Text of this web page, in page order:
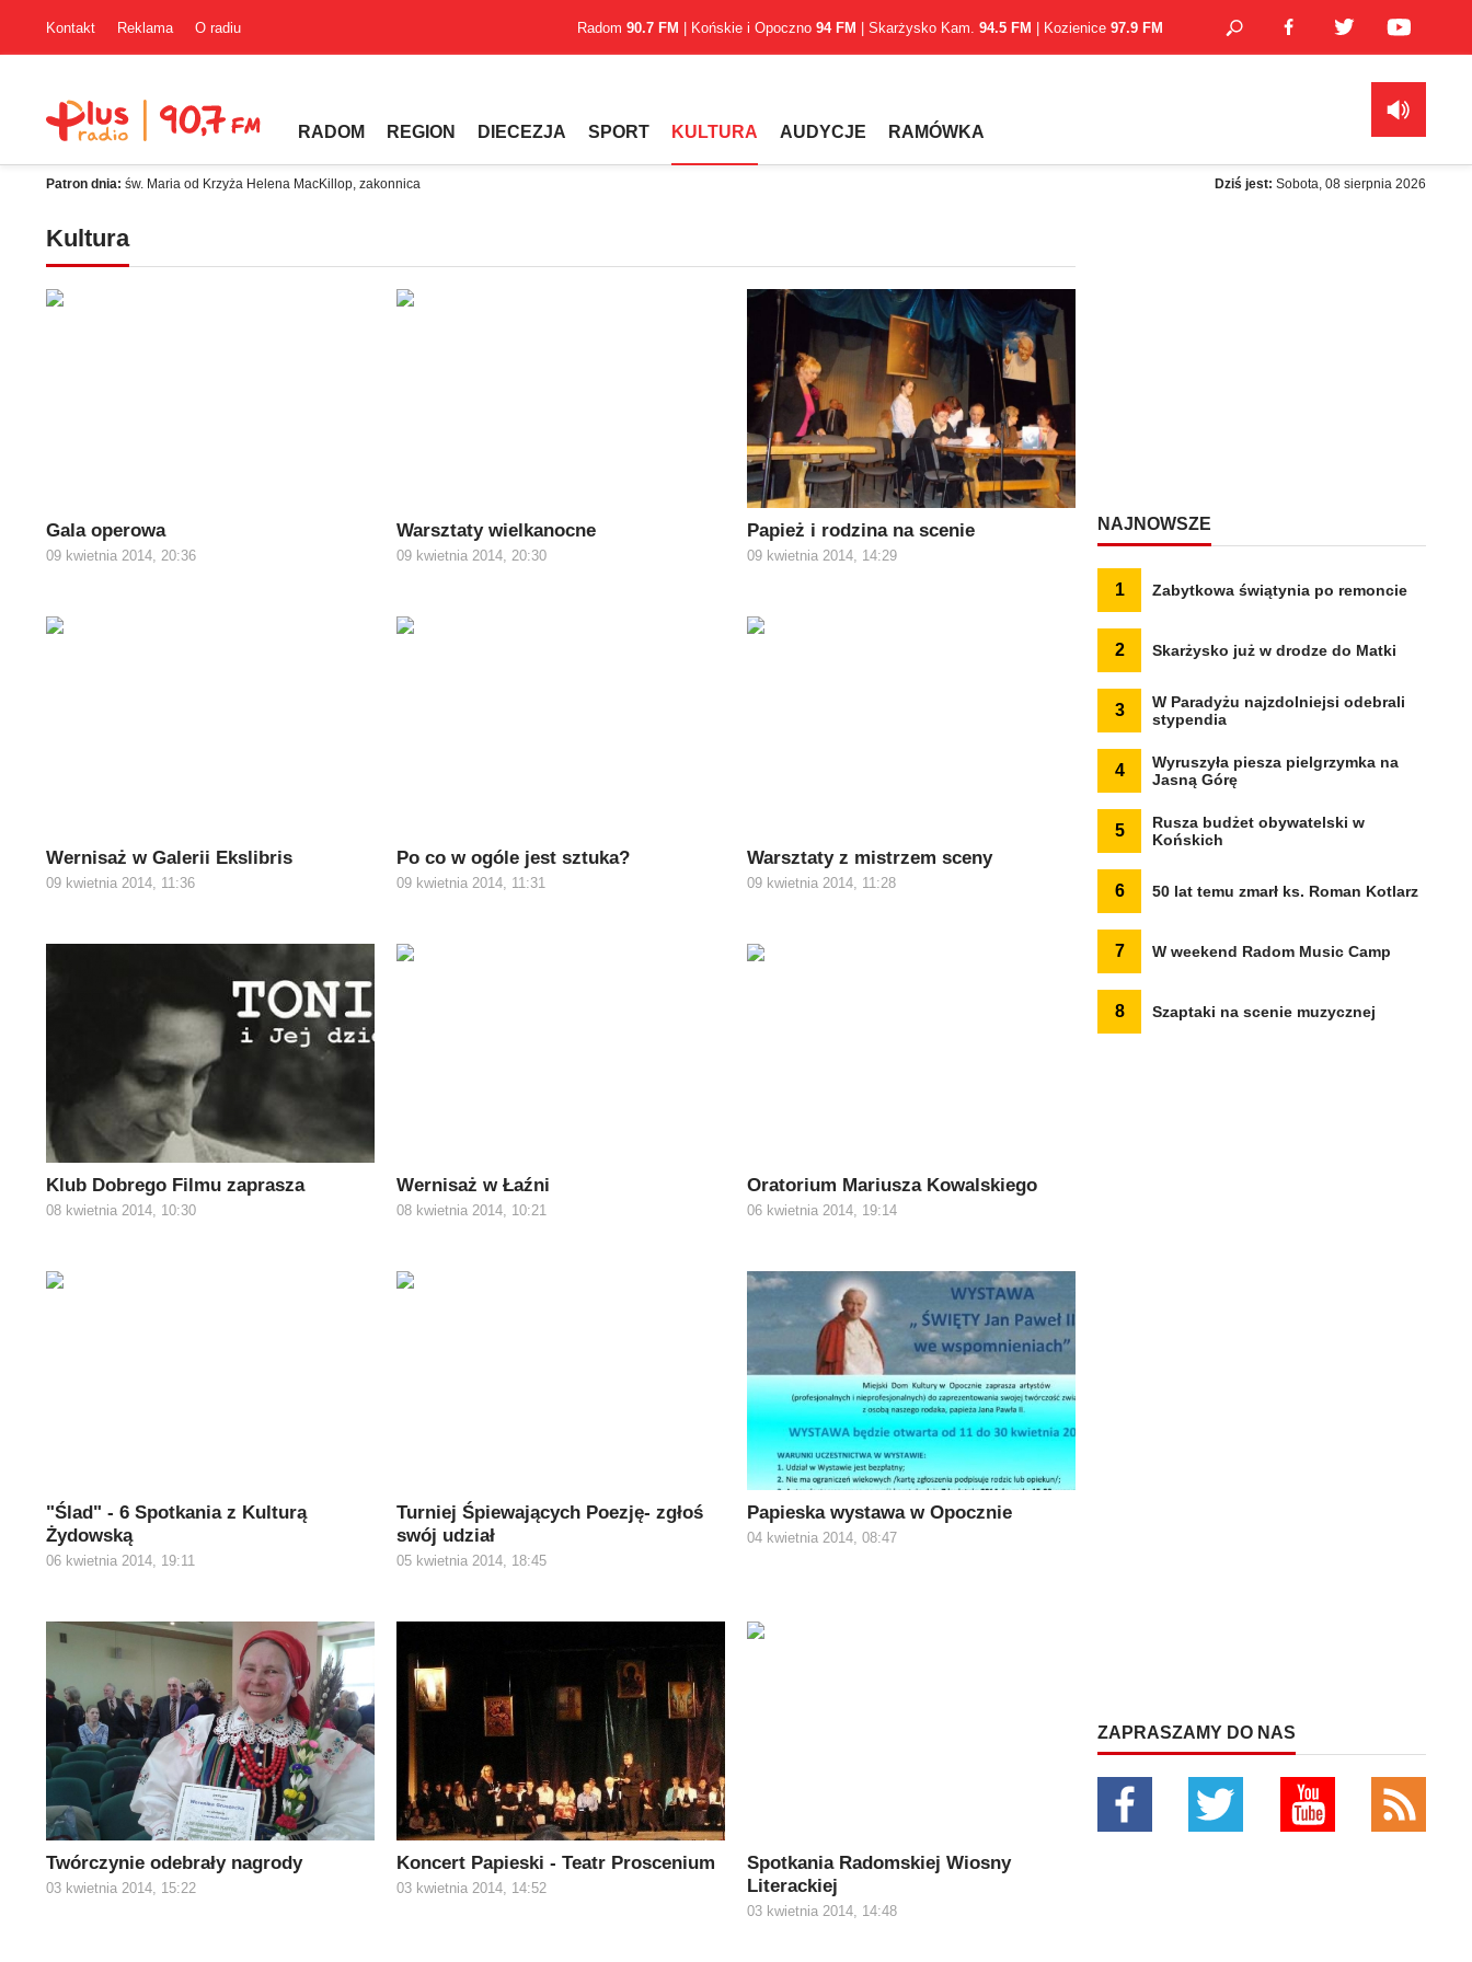
Kontakt Reklama O radiu Radom 90.7 FM | Końskie i Opoczno 94 FM | Skarżysko Kam. 94.5 FM | Kozienice 97.9 FM
RADOM REGION DIECEZJA SPORT KULTURA AUDYCJE RAMÓWKA
Patron dnia: św. Maria od Krzyża Helena MacKillop, zakonnica Dziś jest: Sobota, 08 sierpnia 2026
Kultura
Gala operowa
09 kwietnia 2014, 20:36
Warsztaty wielkanocne
09 kwietnia 2014, 20:30
Papież i rodzina na scenie
09 kwietnia 2014, 14:29
Wernisaż w Galerii Ekslibris
09 kwietnia 2014, 11:36
Po co w ogóle jest sztuka?
09 kwietnia 2014, 11:31
Warsztaty z mistrzem sceny
09 kwietnia 2014, 11:28
Klub Dobrego Filmu zaprasza
08 kwietnia 2014, 10:30
Wernisaż w Łaźni
08 kwietnia 2014, 10:21
Oratorium Mariusza Kowalskiego
06 kwietnia 2014, 19:14
"Ślad" - 6 Spotkania z Kulturą
Żydowską
06 kwietnia 2014, 19:11
Turniej Śpiewających Poezję- zgłoś
swój udział
05 kwietnia 2014, 18:45
Papieska wystawa w Opocznie
04 kwietnia 2014, 08:47
Twórczynie odebrały nagrody
03 kwietnia 2014, 15:22
Koncert Papieski - Teatr Proscenium
03 kwietnia 2014, 14:52
Spotkania Radomskiej Wiosny
Literackiej
03 kwietnia 2014, 14:48
NAJNOWSZE
1 Zabytkowa świątynia po remoncie
2 Skarżysko już w drodze do Matki
3
W Paradyżu najzdolniejsi odebrali
stypendia
4
Wyruszyła piesza pielgrzymka na
Jasną Górę
5
Rusza budżet obywatelski w
Końskich
6 50 lat temu zmarł ks. Roman Kotlarz
7 W weekend Radom Music Camp
8 Szaptaki na scenie muzycznej
ZAPRASZAMY DO NAS